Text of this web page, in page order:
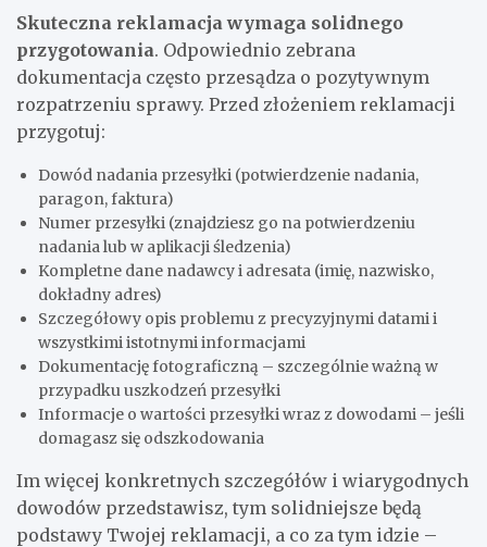
Skuteczna reklamacja wymaga solidnego
przygotowania. Odpowiednio zebrana
dokumentacja często przesądza o pozytywnym
rozpatrzeniu sprawy. Przed złożeniem reklamacji
przygotuj:
Dowód nadania przesyłki (potwierdzenie nadania,
paragon, faktura)
Numer przesyłki (znajdziesz go na potwierdzeniu
nadania lub w aplikacji śledzenia)
Kompletne dane nadawcy i adresata (imię, nazwisko,
dokładny adres)
Szczegółowy opis problemu z precyzyjnymi datami i
wszystkimi istotnymi informacjami
Dokumentację fotograficzną – szczególnie ważną w
przypadku uszkodzeń przesyłki
Informacje o wartości przesyłki wraz z dowodami – jeśli
domagasz się odszkodowania
Im więcej konkretnych szczegółów i wiarygodnych
dowodów przedstawisz, tym solidniejsze będą
podstawy Twojej reklamacji, a co za tym idzie –